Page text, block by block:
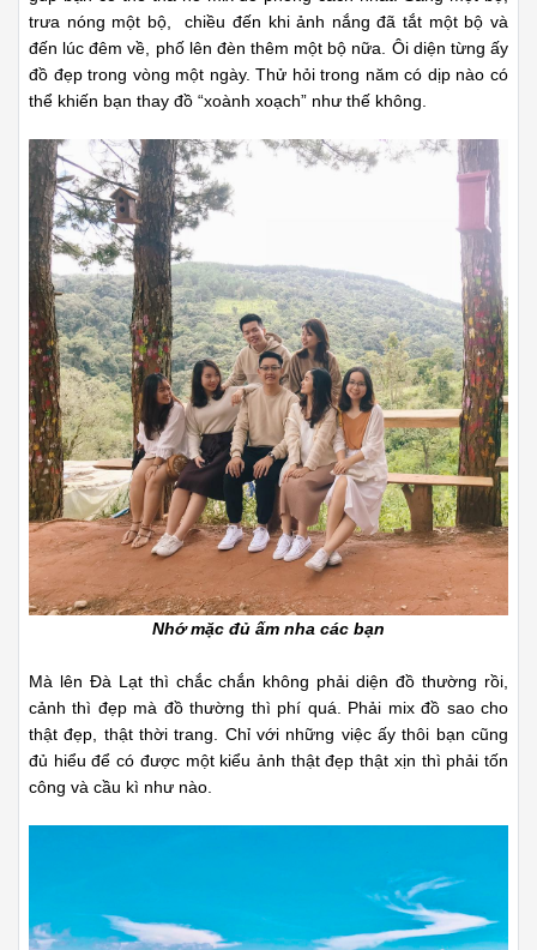
trưa nóng một bộ, chiều đến khi ảnh nắng đã tắt một bộ và
đến lúc đêm về, phố lên đèn thêm một bộ nữa. Ôi diện từng ấy
đồ đẹp trong vòng một ngày. Thử hỏi trong năm có dịp nào có
thể khiến bạn thay đồ “xoành xoạch” như thế không.
Nhớ mặc đủ ấm nha các bạn
Mà lên Đà Lạt thì chắc chắn không phải diện đồ thường rồi,
cảnh thì đẹp mà đồ thường thì phí quá. Phải mix đồ sao cho
thật đẹp, thật thời trang. Chỉ với những việc ấy thôi bạn cũng
đủ hiểu để có được một kiểu ảnh thật đẹp thật xịn thì phải tốn
công và cầu kì như nào.